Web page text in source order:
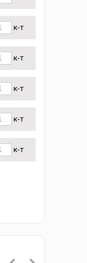
к-т
к-т
к-т
к-т
к-т